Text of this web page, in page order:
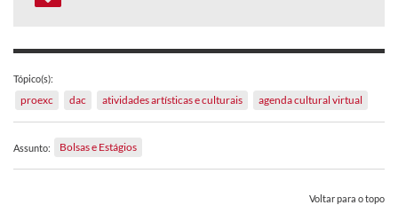
Tópico(s):
proexc dac atividades artísticas e culturais agenda cultural virtual
Assunto: Bolsas e Estágios
Voltar para o topo